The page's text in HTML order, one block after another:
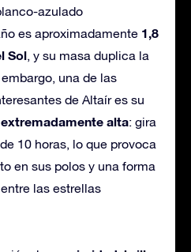
azulado
es aproximadamente 1,8
Sol, y su masa duplica la
una de las
de Altaír es su
alta: gira
10 horas, lo que provoca
en sus polos y una forma
las estrellas